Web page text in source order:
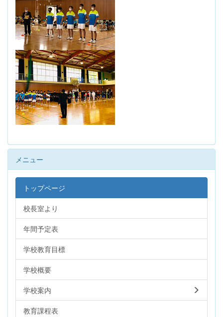
メニュー
トップページ
校長室より
年間予定表
学校教育目標
学校概要
学校案内
教育課程表